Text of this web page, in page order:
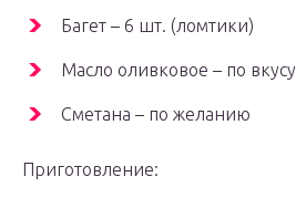
Багет – 6 шт. (ломтики)
Масло оливковое – по вкусу
Сметана – по желанию
Приготовление: